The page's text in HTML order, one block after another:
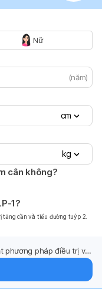
Nữ
(năm)
cm
kg
cân không?
1?
tăng cần và tiểu đường tuýp 2.
phương pháp điều trị và